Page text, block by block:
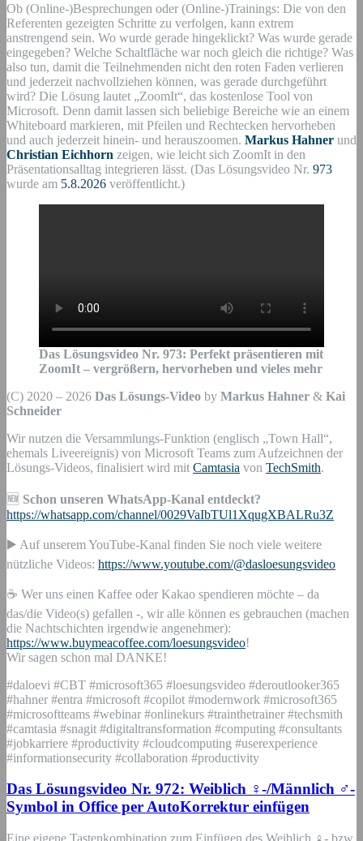
Ob (Online-)Besprechungen oder (Online-)Trainings: Die von den
Referenten gezeigten Schritte zu verfolgen, kann extrem
anstrengend sein. Wo wurde gerade hingeklickt? Was wurde gerade
eingegeben? Welche Schaltfläche war noch gleich die richtige? Was
also tun, damit die Teilnehmenden nicht den roten Faden verlieren
und jederzeit nachvollziehen können, was gerade durchgeführt
wird? Die Lösung lautet „ZoomIt“, das kostenlose Tool von
Microsoft. Denn damit lassen sich beliebige Bereiche wie an einem
Whiteboard markieren, mit Pfeilen und Rechtecken hervorheben
und auch jederzeit hinein- und herauszoomen. Markus Hahner und
Christian Eichhorn zeigen, wie leicht sich ZoomIt in den
Präsentationsalltag integrieren lässt. (Das Lösungsvideo Nr. 973
wurde am 5.8.2026 veröffentlicht.)
Das Lösungsvideo Nr. 973: Perfekt präsentieren mit
ZoomIt – vergrößern, hervorheben und vieles mehr
(C) 2020 – 2026 Das Lösungs-Video by Markus Hahner & Kai
Schneider
Wir nutzen die Versammlungs-Funktion (englisch „Town Hall“,
ehemals Liveereignis) von Microsoft Teams zum Aufzeichnen der
Lösungs-Videos, finalisiert wird mit Camtasia von TechSmith.
🆕 Schon unseren WhatsApp-Kanal entdeckt?
https://whatsapp.com/channel/0029VaIbTUl1XqugXBALRu3Z
▶️ Auf unserem YouTube-Kanal finden Sie noch viele weitere
nützliche Videos: https://www.youtube.com/@dasloesungsvideo
☕ Wer uns einen Kaffee oder Kakao spendieren möchte – da
das/die Video(s) gefallen -, wir alle können es gebrauchen (machen
die Nachtschichten irgendwie angenehmer):
https://www.buymeacoffee.com/loesungsvideo!
Wir sagen schon mal DANKE!
#daloevi #CBT #microsoft365 #loesungsvideo #deroutlooker365
#hahner #entra #microsoft #copilot #modernwork #microsoft365
#microsoftteams #webinar #onlinekurs #trainthetrainer #techsmith
#camtasia #snagit #digitaltransformation #computing #consultants
#jobkarriere #productivity #cloudcomputing #userexperience
#informationsecurity #collaboration #productivity
Das Lösungsvideo Nr. 972: Weiblich ♀-/Männlich ♂-
Symbol in Office per AutoKorrektur einfügen
Eine eigene Tastenkombination zum Einfügen des Weiblich ♀- bzw.